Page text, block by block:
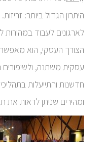
לארגונים לעבוד במהירות
הצורך העסקי, הוא
חדשנות והתייעלות
ומהירים שניתן לראות את